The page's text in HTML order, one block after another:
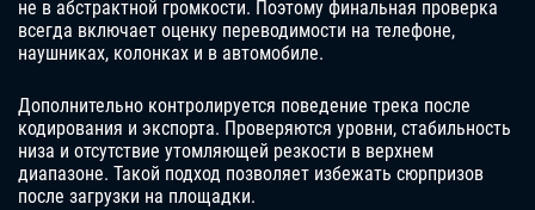
не в абстрактной громкости. Поэтому финальная проверка
всегда включает оценку переводимости на телефоне,
наушниках, колонках и в автомобиле.
Дополнительно контролируется поведение трека после
кодирования и экспорта. Проверяются уровни, стабильность
низа и отсутствие утомляющей резкости в верхнем
диапазоне. Такой подход позволяет избежать сюрпризов
после загрузки на площадки.